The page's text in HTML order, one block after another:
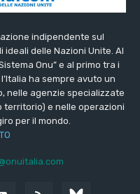
indipendente sul
delle Nazioni Unite. Al
Onu” e al primo tra i
ha sempre avuto un
nelle agenzie specializzate
territorio) e nelle operazioni
per il mondo.